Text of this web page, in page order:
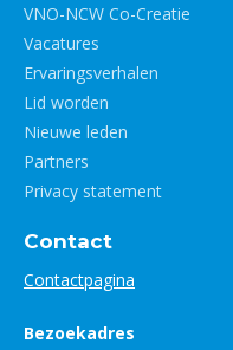
VNO-NCW Co-Creatie
Vacatures
Ervaringsverhalen
Lid worden
Nieuwe leden
Partners
Privacy statement
Contact
Contactpagina
Bezoekadres